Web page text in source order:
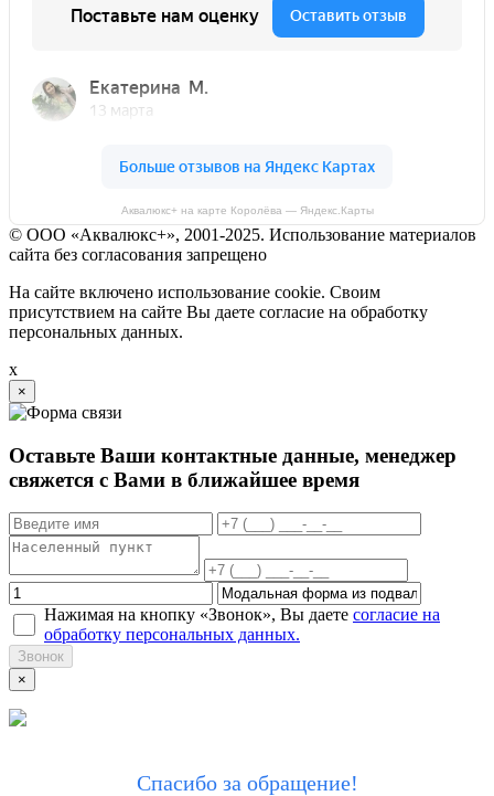
Аквалюкс+ на карте Королёва — Яндекс.Карты
© ООО «Аквалюкс+», 2001-2025. Использование материалов
сайта без согласования запрещено
На сайте включено использование cookie. Своим
присутствием на сайте Вы даете согласие на обработку
персональных данных.
x
×
Оставьте Ваши контактные данные, менеджер
свяжется с Вами в ближайшее время
Нажимая на кнопку «Звонок», Вы даете согласие на
обработку персональных данных.
Звонок
×
Спасибо за обращение!